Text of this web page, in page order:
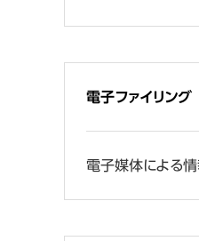
電子ファイリング
電子媒体による情